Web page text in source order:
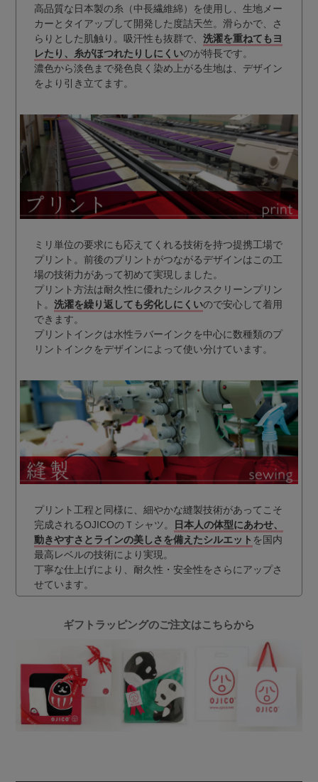
高品質な日本製の糸（中長繊維綿）を使用し、生地メー
カーとタイアップして開発した度詰天竺。滑らかで、さ
らりとした肌触り。吸汗性も抜群で、 洗濯を重ねてもヨ
レたり、糸がほつれたりしにくいのが特長です。
濃色から淡色まで発色良く染め上がる生地は、デザイン
をより引き立てます。
ミリ単位の要求にも応えてくれる技術を持つ提携工場で
プリント。前後のプリントがつながるデザインはこの工
場の技術力があって初めて実現しました。
プリント方法は耐久性に優れたシルクスクリーンプリン
ト。 洗濯を繰り返しても劣化しにくいので安心して着用
できます。
プリントインクは水性ラバーインクを中心に数種類のプ
リントインクをデザインによって使い分けています。
プリント工程と同様に、細やかな縫製技術があってこそ
完成されるOJICOのＴシャツ。
日本人の体型にあわせ、
動きやすさとラインの美しさを備えたシルエット を国内
最高レベルの技術により実現。
丁寧な仕上げにより、耐久性・安全性をさらにアップさ
せています。
ギフトラッピングのご注文はこちらから